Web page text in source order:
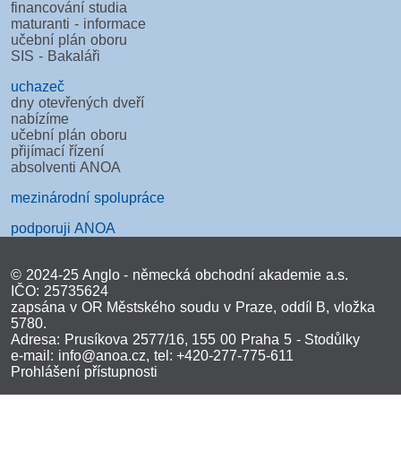
financování studia
maturanti - informace
učební plán oboru
SIS - Bakaláři
uchazeč
dny otevřených dveří
nabízíme
učební plán oboru
přijímací řízení
absolventi ANOA
mezinárodní spolupráce
podporuji ANOA
© 2024-25 Anglo - německá obchodní akademie a.s.
IČO: 25735624
zapsána v OR Městského soudu v Praze, oddíl B, vložka
5780.
Adresa: Prusíkova 2577/16, 155 00 Praha 5 - Stodůlky
e-mail: info@anoa.cz, tel: +420-277-775-611
Prohlášení přístupnosti